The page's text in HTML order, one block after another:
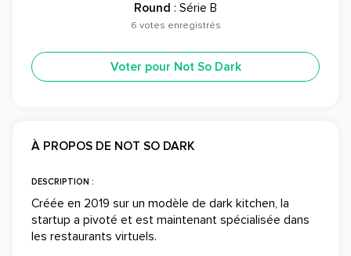
Round : Série B
6 votes enregistrés
Voter pour Not So Dark
À PROPOS DE NOT SO DARK
DESCRIPTION :
Créée en 2019 sur un modèle de dark kitchen, la
startup a pivoté et est maintenant spécialisée dans
les restaurants virtuels.